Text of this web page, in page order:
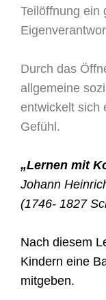
Teilöffnung ein
Durch das
allgemeine
entwickelt sich
Gefühl.
„Lernen mit
Johann
(1746- 1827
Nach diesem
Kindern eine
mitgeben.